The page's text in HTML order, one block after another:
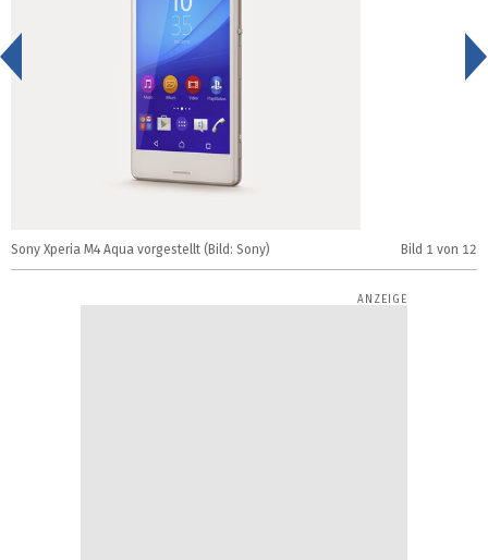
Sony Xperia M4 Aqua vorgestellt (Bild: Sony) Bild 1 von 12
<